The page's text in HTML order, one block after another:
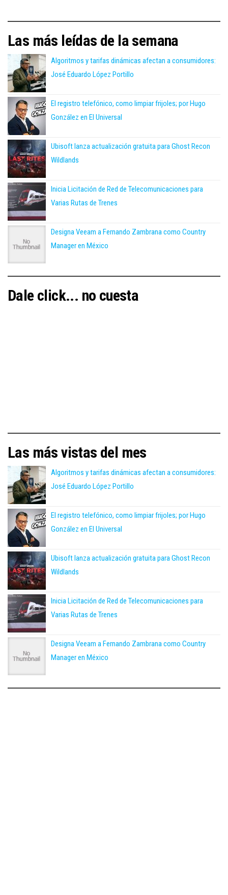
Las más leídas de la semana
Algoritmos y tarifas dinámicas afectan a consumidores:
José Eduardo López Portillo
El registro telefónico, como limpiar frijoles; por Hugo
González en El Universal
Ubisoft lanza actualización gratuita para Ghost Recon
Wildlands
Inicia Licitación de Red de Telecomunicaciones para
Varias Rutas de Trenes
Designa Veeam a Fernando Zambrana como Country
Manager en México
Dale click... no cuesta
Las más vistas del mes
Algoritmos y tarifas dinámicas afectan a consumidores:
José Eduardo López Portillo
El registro telefónico, como limpiar frijoles; por Hugo
González en El Universal
Ubisoft lanza actualización gratuita para Ghost Recon
Wildlands
Inicia Licitación de Red de Telecomunicaciones para
Varias Rutas de Trenes
Designa Veeam a Fernando Zambrana como Country
Manager en México